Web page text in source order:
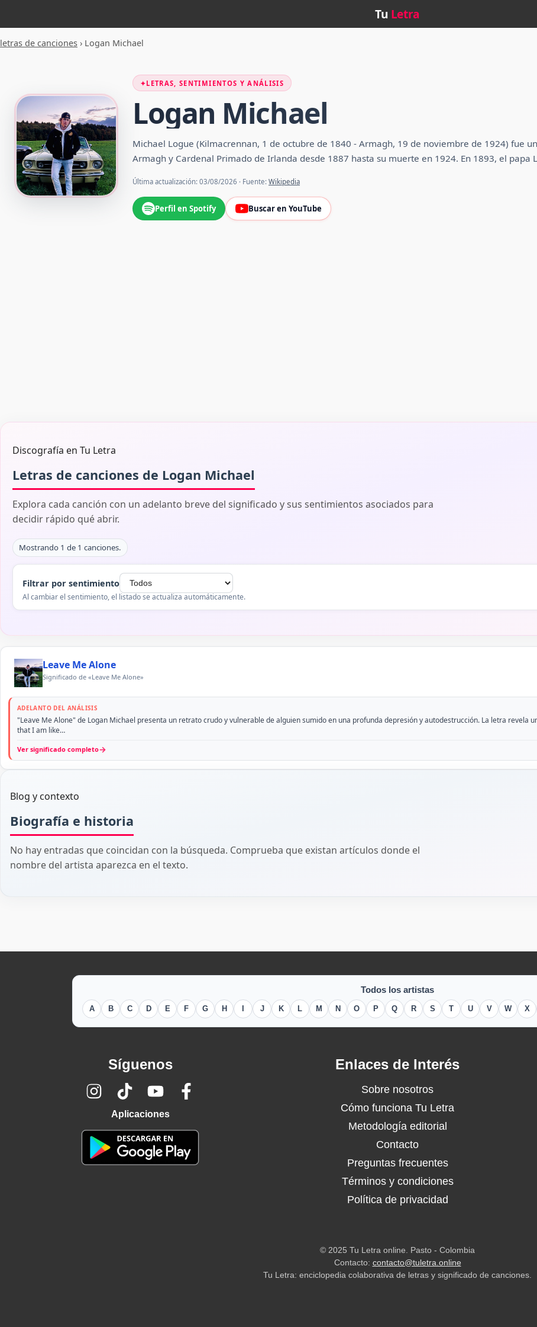
Tu Letra
letras de canciones › Logan Michael
✦LETRAS, SENTIMIENTOS Y ANÁLISIS
Logan Michael
Michael Logue (Kilmacrennan, 1 de octubre de 1840 - Armagh, 19 de noviembre de 1924) fue
Armagh y Cardenal Primado de Irlanda desde 1887 hasta su muerte en 1924.​ En 1893, el papa
Última actualización: 03/08/2026 · Fuente: Wikipedia
Perfil en Spotify Buscar en YouTube
Discografía en Tu Letra
Letras de canciones de Logan Michael
Explora cada canción con un adelanto breve del significado y sus sentimientos asociados para
decidir rápido qué abrir.
Mostrando 1 de 1 canciones.
Filtrar por sentimiento
Al cambiar el sentimiento, el listado se actualiza automáticamente.
Leave Me Alone
Significado de «Leave Me Alone»
ADELANTO DEL ANÁLISIS
"Leave Me Alone" de Logan Michael presenta un retrato crudo y vulnerable de alguien sumido en una profunda depresión y autodestrucción. La letra revela
that I am like…
Ver significado completo→
Blog y contexto
Biografía e historia
No hay entradas que coincidan con la búsqueda. Comprueba que existan artículos donde el
nombre del artista aparezca en el texto.
Todos los artistas
A B C D E F G H J K L M N O P Q R S T U V W X
Síguenos
Aplicaciones
Enlaces de Interés
Sobre nosotros
Cómo funciona Tu Letra
Metodología editorial
Contacto
Preguntas frecuentes
Términos y condiciones
Política de privacidad
© 2025 Tu Letra online. Pasto - Colombia
Contacto: contacto@tuletra.online
Tu Letra: enciclopedia colaborativa de letras y significado de canciones.